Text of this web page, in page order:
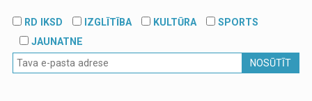
RD IKSD IZGLĪTĪBA KULTŪRA
SPORTS
JAUNATNE
NOSŪTĪT